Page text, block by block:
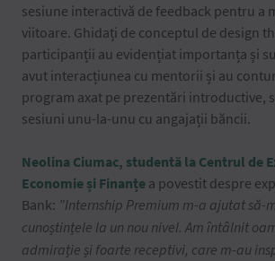
sesiune interactivă de feedback pentru a
viitoare. Ghidați de conceptul de design
participanții au evidențiat importanța și
avut interacțiunea cu mentorii și au
program axat pe prezentări introductive,
sesiuni unu-la-unu cu angajații băncii.
Neolina Ciumac, studentă la Centrul de
Economie și Finanțe a povestit despre
Bank: ”Internship Premium m-a ajutat să-
cunoștințele la un nou nivel. Am întâlnit
admirație și foarte receptivi, care m-au